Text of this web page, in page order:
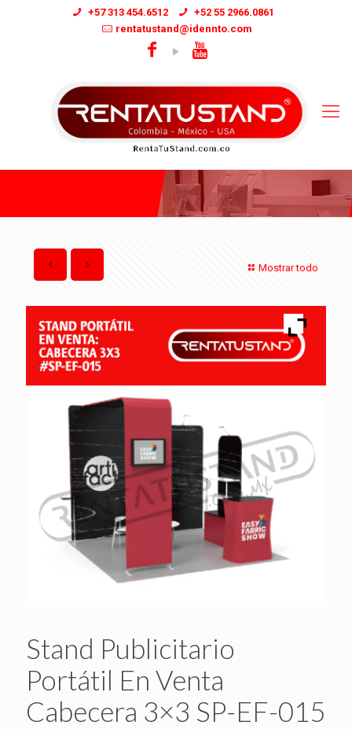
+57 313 454.6512
+52 55 2966.0861
rentatustand@idennto.com
Mostrar todo
Stand Publicitario
Portátil En Venta
Cabecera 3×3 SP-EF-015